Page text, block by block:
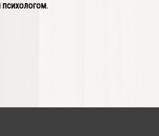
психологом.